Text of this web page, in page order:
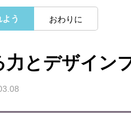
｜デザインリサー
｜フィードバック
う おわりに
力とデザイン